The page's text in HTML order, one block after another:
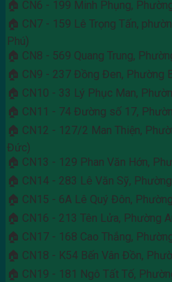
🏠 CN6 - 199 Minh Phụng,
🏠 CN7 - 159 Lê Trọng Tấn,
Phú)
🏠 CN8 - 569 Quang Trung,
🏠 CN9 - 237 Đồng Đen, Phường
🏠 CN10 - 33 Lý Phục Man,
🏠 CN11 - 74 Đường số 17,
🏠 CN12 - 127/2 Man Thiện,
Đức)
🏠 CN13 - 129 Phan Văn Hớn,
🏠 CN14 - 283 Lê Văn Sỹ,
🏠 CN15 - 6A Lê Quý Đôn,
🏠 CN16 - 213 Tên Lửa, Phường
🏠 CN17 - 168 Cao Thắng,
🏠 CN18 - K54 Bến Vân Đồn,
🏠 CN19 - 181 Ngô Tất Tố,